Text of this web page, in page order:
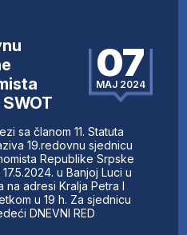
07
MAJ 2024
sa članom 11. Statuta
19.redovnu sjednicu
Republike Srpske
u Banjoj Luci u
na adresi Kralja Petra I
u 19 h. Za sjednicu
DNEVNI RED